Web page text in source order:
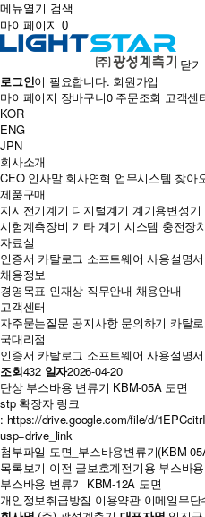
메뉴열기 검색
마이페이지 0
닫기
로그인이 필요합니다. 회원가입
마이페이지 장바구니0 주문조회 고객센
KOR
ENG
JPN
회사소개
CEO 인사말 회사연혁 업무시스템 찾아
제품구매
지시전기계기 디지털계기 계기용변성기
시험계측장비 기타 계기 시스템 충전장
자료실
인증서 카탈로그 소프트웨어 사용설명서
채용정보
경영목표 인재상 직무안내 채용안내
고객센터
자주묻는질문 공지사항 문의하기 카탈
국대리점
인증서 카탈로그 소프트웨어 사용설명서
조회432 일자2026-04-20
단상 부스바용 변류기 KBM-05A 도면
stp 확장자 링크
: https://drive.google.com/file/d/
usp=drive_link
첨부파일 도면_부스바용변류기(KBM-
목록보기 이전 글보호계전기용 부스바
부스바용 변류기 KBM-12A 도면
개인정보취급방침 이용약관 이메일무단